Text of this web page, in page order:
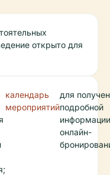
открыто для
календарь
мероприятий
для
подробной
онлайн-